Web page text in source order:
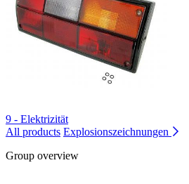
9 - Elektrizität
All products Explosionszeichnungen
Group overview